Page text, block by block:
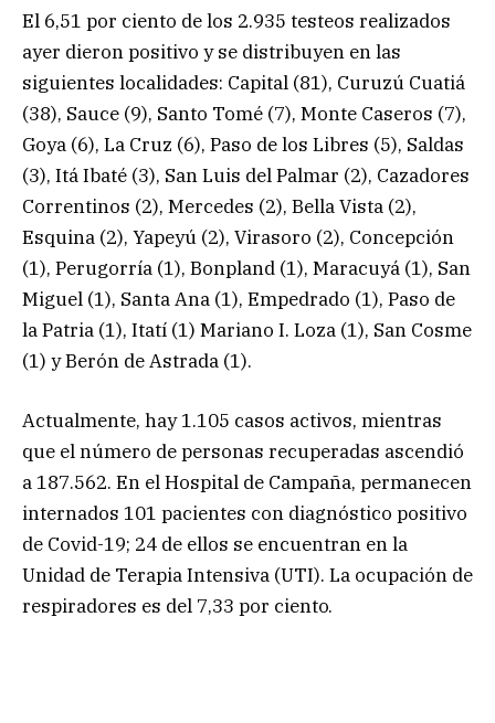
El 6,51 por ciento de los 2.935 testeos realizados
ayer dieron positivo y se distribuyen en las
siguientes localidades: Capital (81), Curuzú Cuatiá
(38), Sauce (9), Santo Tomé (7), Monte Caseros (7),
Goya (6), La Cruz (6), Paso de los Libres (5), Saldas
(3), Itá Ibaté (3), San Luis del Palmar (2), Cazadores
Correntinos (2), Mercedes (2), Bella Vista (2),
Esquina (2), Yapeyú (2), Virasoro (2), Concepción
(1), Perugorría (1), Bonpland (1), Maracuyá (1), San
Miguel (1), Santa Ana (1), Empedrado (1), Paso de
la Patria (1), Itatí (1) Mariano I. Loza (1), San Cosme
(1) y Berón de Astrada (1).
Actualmente, hay 1.105 casos activos, mientras
que el número de personas recuperadas ascendió
a 187.562. En el Hospital de Campaña, permanecen
internados 101 pacientes con diagnóstico positivo
de Covid-19; 24 de ellos se encuentran en la
Unidad de Terapia Intensiva (UTI). La ocupación de
respiradores es del 7,33 por ciento.